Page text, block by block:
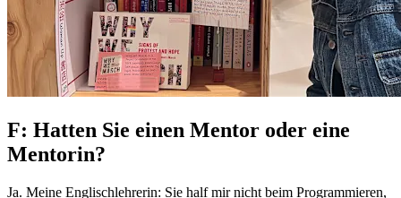
F: Hatten Sie einen Mentor oder eine
Mentorin?
Ja. Meine Englischlehrerin: Sie half mir nicht beim Programmieren,